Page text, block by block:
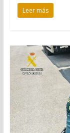
Leer más